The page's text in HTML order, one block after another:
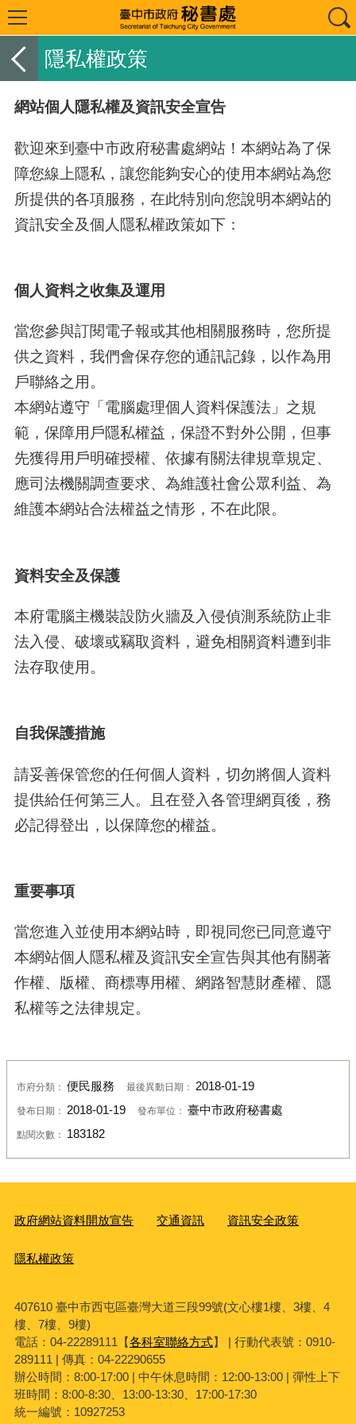
隱私權政策
網站個人隱私權及資訊安全宣告
歡迎來到臺中市政府秘書處網站！本網站為了保
障您線上隱私，讓您能夠安心的使用本網站為您
所提供的各項服務，在此特別向您說明本網站的
資訊安全及個人隱私權政策如下：
個人資料之收集及運用
當您參與訂閱電子報或其他相關服務時，您所提
供之資料，我們會保存您的通訊記錄，以作為用
戶聯絡之用。
本網站遵守「電腦處理個人資料保護法」之規
範，保障用戶隱私權益，保證不對外公開，但事
先獲得用戶明確授權、依據有關法律規章規定、
應司法機關調查要求、為維護社會公眾利益、為
維護本網站合法權益之情形，不在此限。
資料安全及保護
本府電腦主機裝設防火牆及入侵偵測系統防止非
法入侵、破壞或竊取資料，避免相關資料遭到非
法存取使用。
自我保護措施
請妥善保管您的任何個人資料，切勿將個人資料
提供給任何第三人。且在登入各管理網頁後，務
必記得登出，以保障您的權益。
重要事項
當您進入並使用本網站時，即視同您已同意遵守
本網站個人隱私權及資訊安全宣告與其他有關著
作權、版權、商標專用權、網路智慧財產權、隱
私權等之法律規定。
市府分類： 便民服務 最後異動日期： 2018-01-19
發布日期： 2018-01-19 發布單位： 臺中市政府秘書處
點閱次數： 183182
政府網站資料開放宣告 交通資訊 資訊安全政策
隱私權政策
407610 臺中市西屯區臺灣大道三段99號(文心樓1樓、3樓、4
樓、7樓、9樓)
電話：04-22289111【各科室聯絡方式】 | 行動代表號：0910-
289111 | 傳真：04-22290655
辦公時間：8:00-17:00 | 中午休息時間：12:00-13:00 | 彈性上下
班時間：8:00-8:30、13:00-13:30、17:00-17:30
統一編號：10927253